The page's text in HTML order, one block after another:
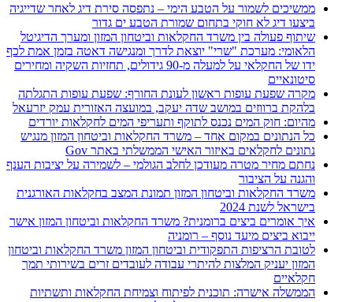
ממשיכים לשמור על הטבע הימי – נתפסה סירת דיג לאחר שדייגיה
ביצעו דיג לא חוקי בתחום שמורת הטבע ים גדור
שיתוף פעולה בין משרד החקלאות וביטחון המזון ומערך הדיגיטל
הלאומי: מערכת "שרי" יוצאת לדרך ומנגישה דאטה בזמן אמת לכף
ידו של החקלאי על למעלה מ-90 גידולים, תחזיות השקיה ומחירים
סיטונאיים
מקרה שפעת עופות ראשון לעונת החורף: שפעת עופות התגלתה
בלהקת ברווזים במושב שדה יעקב, במועצה האזורית עמק יזרעאל
מהיום: חוק המים נכנס לתוקף ותעריפי המים לחקלאות יורדים
כל הנתונים במקום אחד – משרד החקלאות וביטחון המזון מנגיש
נתונים לחקלאים באיזור האישי הממשלתי באתר Gov
נחתם מחיר מטרה מעודכן לחלב הגולמי – לשמירה על יציבות הענף
והגנה על הציבור
משרד החקלאות וביטחון המזון תמונת המצב בחקלאות האורגנית
בישראל לשנת 2024
איך אומרים ביצים ברומנית? משרד החקלאות וביטחון המזון אישר
ייבוא ביצים מיעד נוסף – רומניה
לטובת הרציפות התפקודית וביטחון המזון משרד החקלאות וביטחון
המזון יעניק המלצות להיתרי עבודה לעובדים זרים בשירותי תמך
חקלאיים
הממשלה אישרה: תוכנית לפיתוח וצמיחת החקלאות ותשתיות